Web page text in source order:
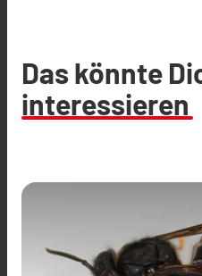
Das könnte
interessieren